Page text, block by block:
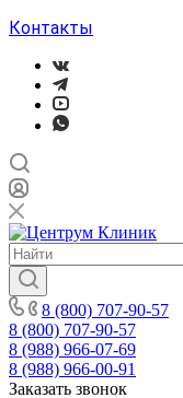
Контакты
8 (800) 707-90-57
8 (800) 707-90-57
8 (988) 966-07-69
8 (988) 966-00-91
Заказать звонок